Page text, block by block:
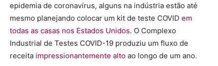
epidemia de coronavírus, alguns na indústria estão até
mesmo planejando colocar um kit de teste COVID em
todas as casas nos Estados Unidos. O Complexo
Industrial de Testes COVID-19 produziu um fluxo de
receita impressionantemente alto ao longo de um ano.